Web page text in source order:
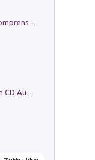
Conoscere se stessi. Guida all'autocomprensione